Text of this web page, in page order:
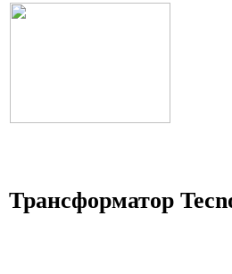
Трансформатор